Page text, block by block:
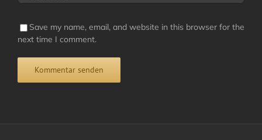
Save my name, email, and website in this browser for the
next time I comment.